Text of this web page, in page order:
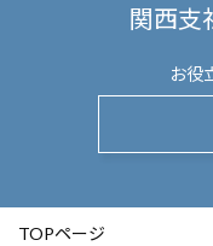
関西支
お役
TOPページ